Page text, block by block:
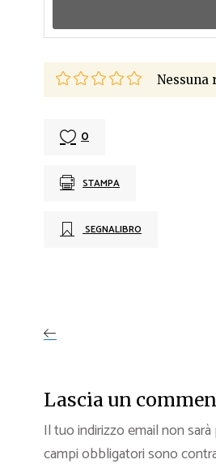
Nessuna
0
STAMPA
SEGNALIBRO
Lascia un
Il tuo indirizzo email non
campi obbligatori sono